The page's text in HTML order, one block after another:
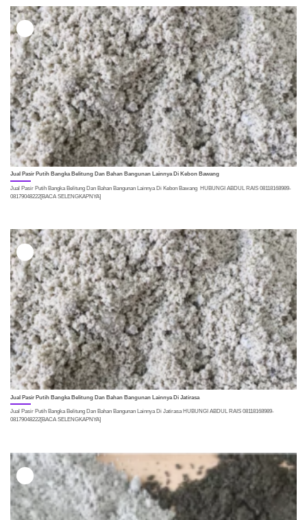
Jual Pasir Putih Bangka Belitung Dan Bahan Bangunan Lainnya Di Kebon Bawang
Jual Pasir Putih Bangka Belitung Dan Bahan Bangunan Lainnya Di Kebon Bawang HUBUNGI ABDUL RAIS 08118168989-
08179048222[BACA SELENGKAPNYA]
Jual Pasir Putih Bangka Belitung Dan Bahan Bangunan Lainnya Di Jatirasa
Jual Pasir Putih Bangka Belitung Dan Bahan Bangunan Lainnya Di Jatirasa HUBUNGI ABDUL RAIS 08118168989-
08179048222[BACA SELENGKAPNYA]